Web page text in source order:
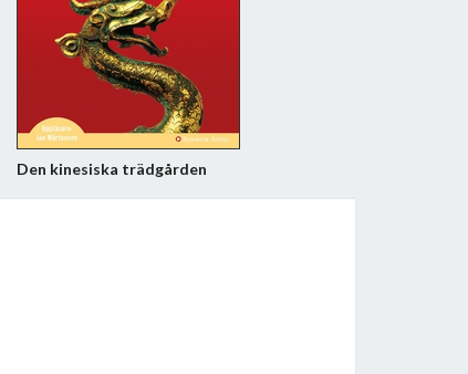
Den kinesiska trädgården